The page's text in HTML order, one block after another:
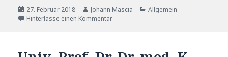
Veröffentlicht
am
27. Februar 2018 Autor
Johann Mascia Katgeorien
Allgemein
Hinterlasse einen Kommentar